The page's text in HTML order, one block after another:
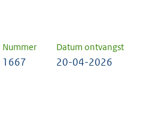
Nummer Datum ontvangst
1667 20-04-2026